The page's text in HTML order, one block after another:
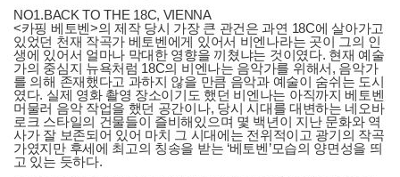
NO1.BACK TO THE 18C, VIENNA
<카핑 베토벤>의 제작 당시 가장 큰 관건은 과연 18C에 살아가고
있었던 천재 작곡가 베토벤에게 있어서 비엔나라는 곳이 그의 인
생에 있어서 얼마나 막대한 영향을 끼쳤냐는 것이였다. 현재 예술
가의 중심지 뉴욕처럼 18C의 비엔나는 음악가를 위해서, 음악가
를 의해 존재했다고 과하지 않을 만큼 음악과 예술이 숨쉬는 도시
였다. 실제 영화 촬영 장소이기도 했던 비엔나는 아직까지 베토벤
머물러 음악 작업을 했던 공간이나, 당시 시대를 대변하는 네오바
로크 스타일의 건물들이 즐비해있으며 몇 백년이 지난 문화와 역
사가 잘 보존되어 있어 마치 그 시대에는 전위적이고 광기의 작곡
가였지만 후세에 최고의 칭송을 받는 ‘베토벤’모습의 양면성을 띄
고 있는 듯하다.